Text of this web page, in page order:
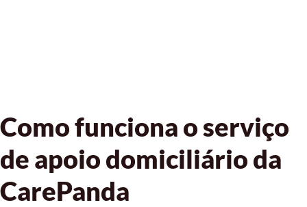
Como funciona o serviço
de apoio domiciliário da
CarePanda